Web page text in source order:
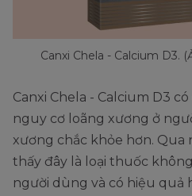
Canxi Chela - Calcium D3.
Canxi Chela - Calcium D3
nguy cơ loãng xương ở
xương chắc khỏe hơn.
thấy đây là loại thuốc
người dùng và có hiệu